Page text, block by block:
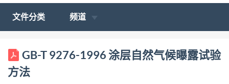
文件分类 频道
中华人民共和国国家标准 涂层自然气候曝露试验方法
Methods of exposure to natural weathering of coating
GB/T 9276-1996 国家技术监督局批准并发布 1996-
GB-T 9276-1996 涂层自然气候曝露试验
方法